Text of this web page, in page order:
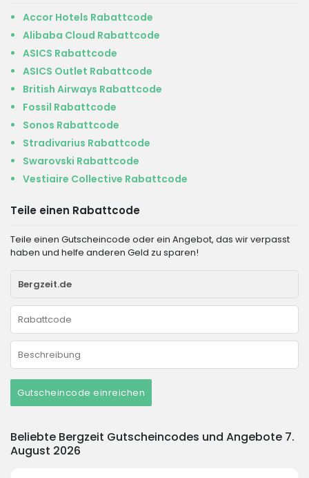
Accor Hotels Rabattcode
Alibaba Cloud Rabattcode
ASICS Rabattcode
ASICS Outlet Rabattcode
British Airways Rabattcode
Fossil Rabattcode
Sonos Rabattcode
Stradivarius Rabattcode
Swarovski Rabattcode
Vestiaire Collective Rabattcode
Teile einen Rabattcode
Teile einen Gutscheincode oder ein Angebot, das wir verpasst
haben und helfe anderen Geld zu sparen!
Gutscheincode einreichen
Beliebte Bergzeit Gutscheincodes und Angebote 7.
August 2026